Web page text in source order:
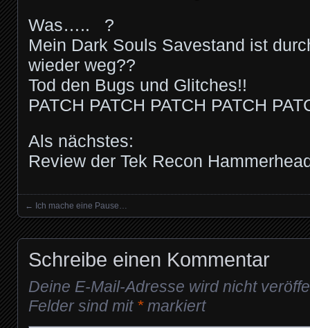
Was….. ?
Mein Dark Souls Savestand ist
wieder weg??
Tod den Bugs und Glitches!!
PATCH PATCH PATCH PATCH
Als nächstes:
Review der Tek Recon
Posts navigation
← Ich mache eine Pause…
Schreibe einen Kommentar
Deine E-Mail-Adresse wird nicht
Felder sind mit *markiert